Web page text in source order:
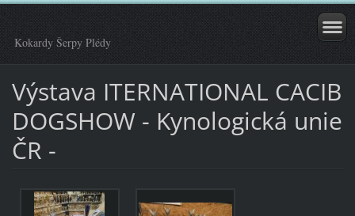
Kokardy Šerpy Plédy
Výstava ITERNATIONAL CACIB
DOGSHOW - Kynologická unie
ČR -